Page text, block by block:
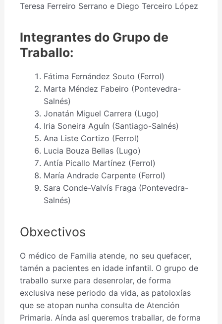
Teresa Ferreiro Serrano e Diego Terceiro López
Integrantes do Grupo de
Traballo:
Fátima Fernández Souto (Ferrol)
Marta Méndez Fabeiro (Pontevedra-
Salnés)
Jonatán Miguel Carrera (Lugo)
Iria Soneira Aguín (Santiago-Salnés)
Ana Liste Cortizo (Ferrol)
Lucia Bouza Bellas (Lugo)
Antía Picallo Martínez (Ferrol)
María Andrade Carpente (Ferrol)
Sara Conde-Valvís Fraga (Pontevedra-
Salnés)
Obxectivos
O médico de Familia atende, no seu quefacer,
tamén a pacientes en idade infantil. O grupo de
traballo surxe para desenrolar, de forma
exclusiva nese periodo da vida, as patoloxías
que se atopan nunha consulta de Atención
Primaria. Aínda así queremos traballar, de forma